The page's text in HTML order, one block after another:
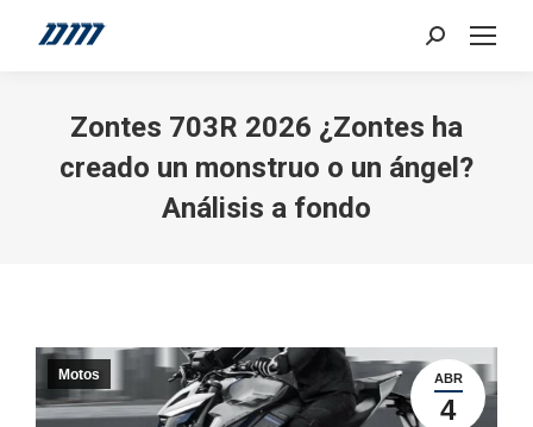
Search:
Zontes 703R 2026 ¿Zontes ha
creado un monstruo o un ángel?
Análisis a fondo
ABR
4
Motos